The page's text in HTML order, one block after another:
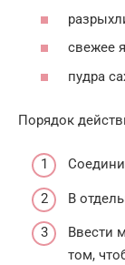
свежее
пудра
Порядок
В
Ввести
том,